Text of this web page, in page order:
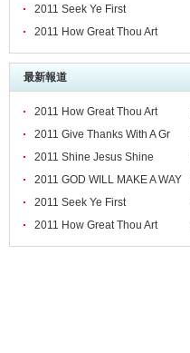
2011 Seek Ye First
2011 How Great Thou Art
最新報道
2011 How Great Thou Art
2011 Give Thanks With A Gr
2011 Shine Jesus Shine
2011 GOD WILL MAKE A WAY
2011 Seek Ye First
2011 How Great Thou Art